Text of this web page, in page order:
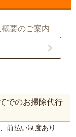
要のご案内
でのお掃除代行
前払い制度あり